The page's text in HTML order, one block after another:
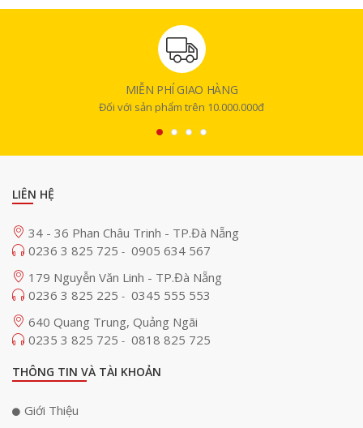
Chất liệu cao cấp, độ bền vượt trội
Sản phẩm được làm từ hợp kim cao cấp, mang lại cảm giác chắc chắn và
độ bền dài lâu. Cấu trúc chân đứng được gia cố gấp đôi, giúp tăng khả
năng chịu lực và ổn định trong suốt quá trình sử dụng. Thiết kế dây
ngoài ý muốn. Từng chi tiết đều được gia công kỹ lưỡng, đảm bảo sử
dụng bền bỉ theo thời gian. Đây là lựa chọn lý tưởng cho những ai đề
Điều chỉnh linh hoạt, tối ưu trải nghiệm
Chân đứng Jmgo Floor Stand nổi bật với khả năng điều chỉnh góc chiếu
linh hoạt theo nhu cầu người dùng. Với khả năng xoay 360° theo chiều
ngang và gập 135° theo chiều dọc, việc điều chỉnh vị trí chiếu trở nên
cực kỳ dễ dàng. Ngoài ra, người dùng còn có thể thay đổi chiều cao để
phù hợp với từng vị trí đặt máy chiếu. Điều này giúp đảm bảo hình ảnh
luôn rõ nét, đúng tầm nhìn và không bị giới hạn bởi không gian. Tính
linh hoạt cao giúp thiết bị phù hợp với mọi tình huống sử dụng.
MIỄN PHÍ GIAO HÀNG
Đối với sản phẩm trên 10.000.000đ
LIÊN HỆ
34 - 36 Phan Châu Trinh - TP.Đà Nẵng
0236 3 825 725 - 0905 634 567
179 Nguyễn Văn Linh - TP.Đà Nẵng
0236 3 825 225 - 0345 555 553
640 Quang Trung, Quảng Ngãi
0235 3 825 725 - 0818 825 725
THÔNG TIN VÀ TÀI KHOẢN
Giới Thiệu